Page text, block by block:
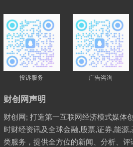
投诉服务 广告咨询
财创网声明
财创网; 打造第一互联网经济模式媒体
时财经资讯及全球金融,股票,证券,能源
类服务，提供全方位的新闻、分析、